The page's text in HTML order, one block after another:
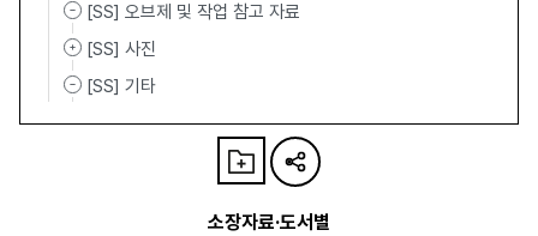
[SS] 오브제 및 작업 참고 자료
[SS] 사진
[SS] 기타
소장자료·도서별